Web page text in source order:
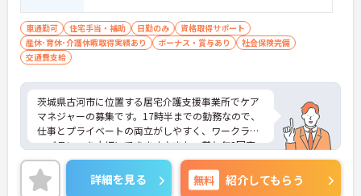
車通勤可 住宅手当・補助 日勤のみ
資格取得サポート
産休･育休･介護休暇取得実績あり
ボーナス・賞与あり
社会保険完備
交通費支給
茨城県古河市に位置する居宅介護支援事業所でケア
マネジャーの募集です。17時半までの勤務なので、
仕事とプライベートの両立がしやすく、ワークライ
フバランスを大切にできます♪また、賞与年3回実
績あり！頑張りはしっかり評価され還元されます◎
ご興味のある方はご面接のポイントお伝えしますの
でご気軽にお問い合わせください。
詳細を見る 無料 紹介してもらう